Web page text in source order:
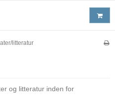
litteratur
og litteratur inden for